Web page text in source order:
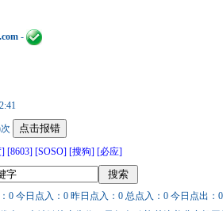
-
[8603] [SOSO] [搜狗] [必应]
0 今日点入：0 昨日点入：0 总点入：0 今日点出：